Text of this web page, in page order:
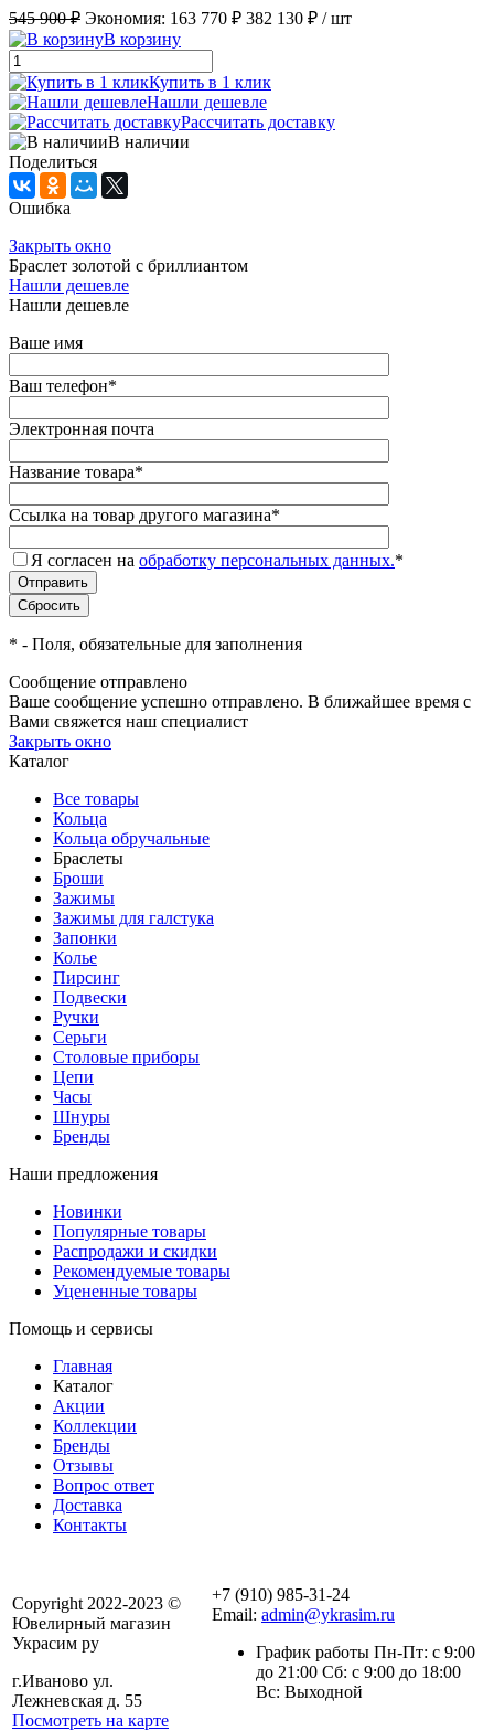
545 900 ₽ Экономия: 163 770 ₽ 382 130 ₽ / шт
В корзину
Купить в 1 клик
Нашли дешевле
Рассчитать доставку
В наличии
Поделиться
Ошибка
Закрыть окно
Браслет золотой с бриллиантом
Нашли дешевле
Нашли дешевле
Ваше имя
Ваш телефон*
Электронная почта
Название товара*
Ссылка на товар другого магазина*
Я согласен на обработку персональных данных.*
* - Поля, обязательные для заполнения
Сообщение отправлено
Ваше сообщение успешно отправлено. В ближайшее время с
Вами свяжется наш специалист
Закрыть окно
Каталог
Все товары
Кольца
Кольца обручальные
Браслеты
Броши
Зажимы
Зажимы для галстука
Запонки
Колье
Пирсинг
Подвески
Ручки
Серьги
Столовые приборы
Цепи
Часы
Шнуры
Бренды
Наши предложения
Новинки
Популярные товары
Распродажи и скидки
Рекомендуемые товары
Уцененные товары
Помощь и сервисы
Главная
Каталог
Акции
Коллекции
Бренды
Отзывы
Вопрос ответ
Доставка
Контакты
Copyright 2022-2023 ©
Ювелирный магазин
Украсим ру
г.Иваново ул.
Лежневская д. 55
Посмотреть на карте
+7 (910) 985-31-24
Email: admin@ykrasim.ru
График работы Пн-Пт: с 9:00
до 21:00 Сб: с 9:00 до 18:00
Вс: Выходной